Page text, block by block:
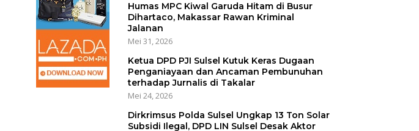
Humas MPC Kiwal Garuda Hitam di Busur
Dihartaco, Makassar Rawan Kriminal
Jalanan
Mei 31, 2026
Ketua DPD PJI Sulsel Kutuk Keras Dugaan
Penganiayaan dan Ancaman Pembunuhan
terhadap Jurnalis di Takalar
Mei 24, 2026
Dirkrimsus Polda Sulsel Ungkap 13 Ton Solar
Subsidi Ilegal, DPD LIN Sulsel Desak Aktor